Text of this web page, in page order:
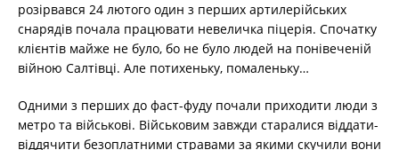
розірвався 24 лютого один з перших артилерійських
снарядів почала працювати невеличка піцерія. Спочатку
клієнтів майже не було, бо не було людей на понівеченій
війною Салтівці. Але потихеньку, помаленьку…
Одними з перших до фаст-фуду почали приходити люди з
метро та військові. Військовим завжди старалися віддати-
віддячити безоплатними стравами за якими скучили вони